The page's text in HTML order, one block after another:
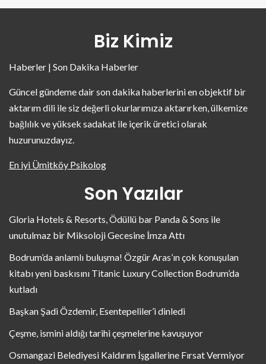
Biz Kimiz
Haberler | Son Dakika Haberler
Güncel gündeme dair son dakika haberlerini en objektif bir
aktarım dili ile siz değerli okurlarımıza aktarırken, ülkemize
bağlılık ve yüksek sadakat ile içerik üretici olarak
huzurunuzdayız.
En iyi Ümitköy Psikolog
Son Yazılar
Gloria Hotels & Resorts, Ödüllü bar Panda & Sons ile
unutulmaz bir Miksoloji Gecesine İmza Attı
Bodrum’da anlamlı buluşma! Özgür Aras’ın çok konuşulan
kitabı yeni baskısını Titanic Luxury Collection Bodrum’da
kutladı
Başkan Şadi Özdemir, Esentepeliler’i dinledi
Çeşme, ismini aldığı tarihi çeşmelerine kavuşuyor
Osmangazi Belediyesi Kaldırım İşgallerine Fırsat Vermiyor